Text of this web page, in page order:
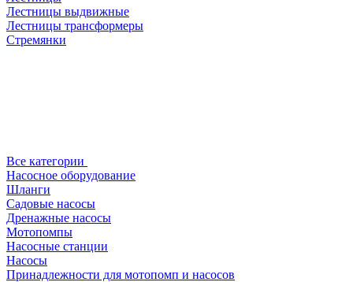
Лестницы выдвижные
Лестницы трансформеры
Стремянки
Все категории
Насосное оборудование
Шланги
Садовые насосы
Дренажные насосы
Мотопомпы
Насосные станции
Насосы
Принадлежности для мотопомп и насосов